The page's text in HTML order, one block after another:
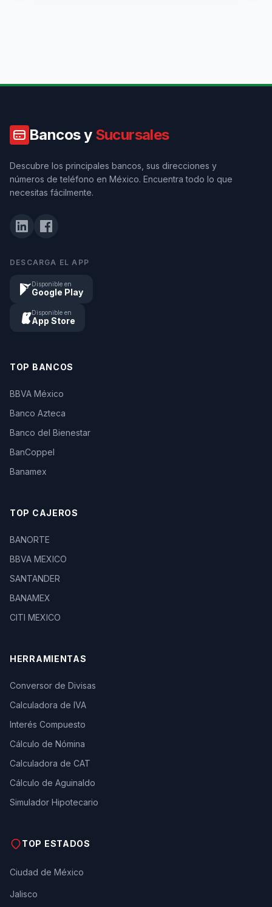
Bancos y Sucursales
Descubre los principales bancos, sus direcciones y
números de teléfono en México. Encuentra todo lo que
necesitas fácilmente.
DESCARGA EL APP
Disponible en
Google Play
Disponible en
App Store
TOP BANCOS
BBVA México
Banco Azteca
Banco del Bienestar
BanCoppel
Banamex
TOP CAJEROS
BANORTE
BBVA MEXICO
SANTANDER
BANAMEX
CITI MEXICO
HERRAMIENTAS
Conversor de Divisas
Calculadora de IVA
Interés Compuesto
Cálculo de Nómina
Calculadora de CAT
Cálculo de Aguinaldo
Simulador Hipotecario
TOP ESTADOS
Ciudad de México
Jalisco